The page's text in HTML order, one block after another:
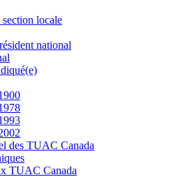
locale
national
des TUAC Canada
TUAC Canada